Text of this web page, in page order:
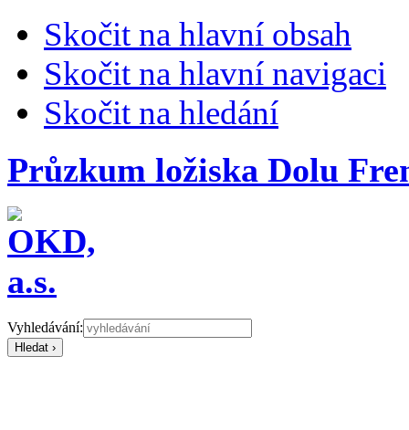
Skočit na hlavní obsah
Skočit na hlavní navigaci
Skočit na hledání
Průzkum ložiska Dolu
Vyhledávání: